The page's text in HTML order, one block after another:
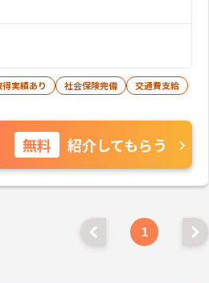
実績あり 社会保険完備
交通費支給
無料 紹介してもらう
1